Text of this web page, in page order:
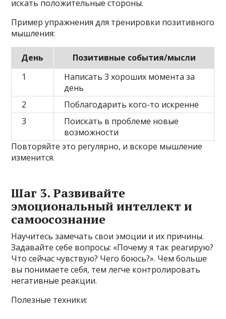
искать положительные стороны.
Пример упражнения для тренировки позитивного
мышления:
День
Позитивные события/мысли
1
Написать 3 хороших момента за
день
2
Поблагодарить кого-то искренне
3
Поискать в проблеме новые
возможности
Повторяйте это регулярно, и вскоре мышление
изменится.
Шаг 3. Развивайте
эмоциональный интеллект и
самоосознание
Научитесь замечать свои эмоции и их причины.
Задавайте себе вопросы: «Почему я так реагирую?
Что сейчас чувствую? Чего боюсь?». Чем больше
вы понимаете себя, тем легче контролировать
негативные реакции.
Полезные техники: